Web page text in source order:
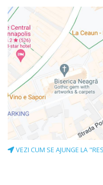
invitam sa ne vizitati.
VEZI CUM SE AJUNGE LA